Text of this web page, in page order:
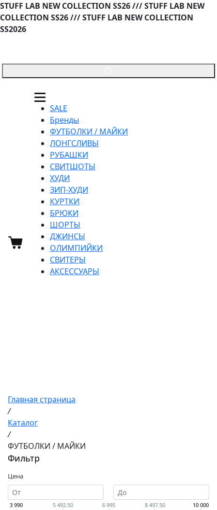
STUFF LAB NEW COLLECTION SS26 /// STUFF LAB NEW
COLLECTION SS26 /// STUFF LAB NEW COLLECTION
SS2026
SALE
Бренды
ФУТБОЛКИ / МАЙКИ
ЛОНГСЛИВЫ
РУБАШКИ
СВИТШОТЫ
ХУДИ
ЗИП-ХУДИ
КУРТКИ
БРЮКИ
ШОРТЫ
ДЖИНСЫ
ОЛИМПИЙКИ
СВИТЕРЫ
АКСЕССУАРЫ
Главная страница
/
Каталог
/
ФУТБОЛКИ / МАЙКИ
Фильтр
Цена
3 990 5 492.50 6 995 8 497.50 10 000